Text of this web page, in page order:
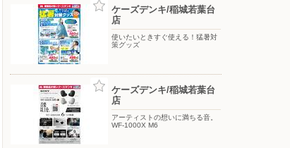
ケーズデンキ/稲城若葉台
店
使いたいときすぐ使える！猛暑対
策グッズ
ケーズデンキ/稲城若葉台
店
アーティストの想いに満ちる音。
WF-1000X M6